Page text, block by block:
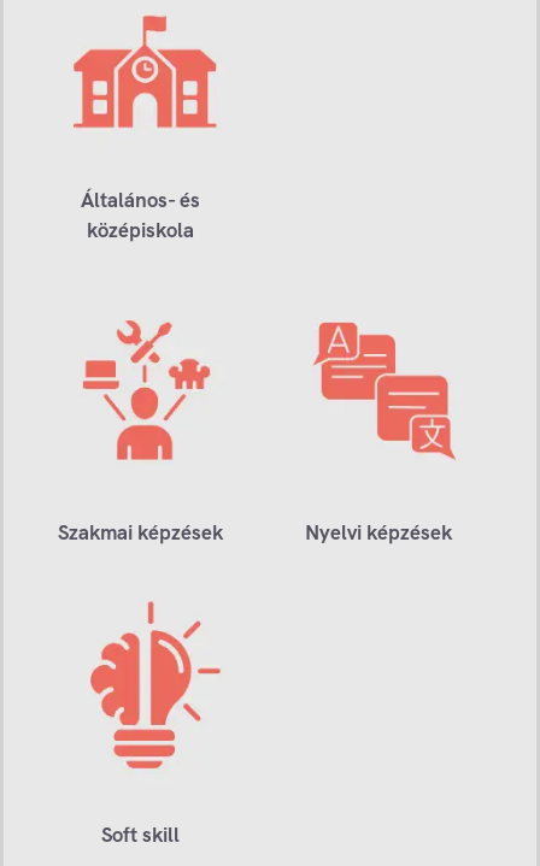
Általános- és
középiskola
Szakmai képzések Nyelvi képzések
Soft skill